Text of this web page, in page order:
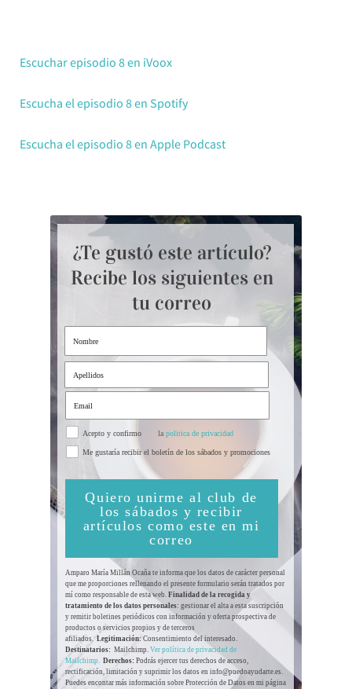
Escuchar episodio 8 en iVoox
Escucha el episodio 8 en Spotify
Escucha el episodio 8 en Apple Podcast
la politica de privacidad
Amparo María Millán Ocaña te informa que los datos de carácter personal
que me proporciones rellenando el presente formulario serán tratados por
mí como responsable de esta web. Finalidad de la recogida y
tratamiento de los datos personales: gestionar el alta a esta suscripción
y remitir boletines periódicos con información y oferta prospectiva de
productos o servicios propios y de terceros
afiliados.Legitimación:Consentimiento del interesado.
Destinatarios: Mailchimp. Ver política de privacidad de
Mailchimp. Derechos: Podrás ejercer tus derechos de acceso,
rectificación, limitación y suprimir los datos en info@puedoayudarte.es.
Puedes encontar más información sobre Protección de Datos en mi página
¿Te gustó este artículo?
Recibe los siguientes en
tu correo
Acepto y confirmo
Me gustaría recibir el boletín de los sábados y promociones
Quiero unirme al club de
los sábados y recibir
artículos como este en mi
correo